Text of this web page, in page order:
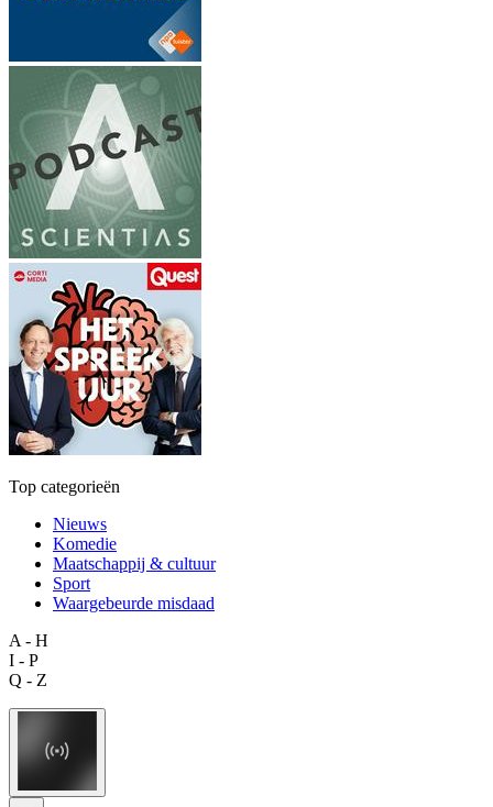
Top categorieën
Nieuws
Komedie
Maatschappij & cultuur
Sport
Waargebeurde misdaad
A - H
I - P
Q - Z